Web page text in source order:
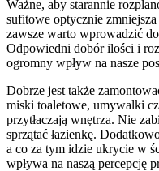
Ważne, aby starannie
sufitowe optycznie
zawsze warto wprowadzić
Odpowiedni dobór ilości i
ogromny wpływ na nasze
Dobrze jest także
miski toaletowe, umywalki
przytłaczają wnętrza. Nie
sprzątać łazienkę.
a co za tym idzie ukrycie w
wpływa na naszą percepcję